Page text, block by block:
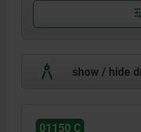
show / hide
01150 C